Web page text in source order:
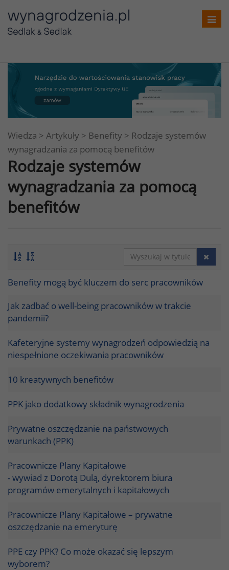
Wiedza > Artykuły > Benefity > Rodzaje systemów
wynagradzania za pomocą benefitów
Rodzaje systemów
wynagradzania za pomocą
benefitów
Benefity mogą być kluczem do serc pracowników
Jak zadbać o well-being pracowników w trakcie
pandemii?
Kafeteryjne systemy wynagrodzeń odpowiedzią na
niespełnione oczekiwania pracowników
10 kreatywnych benefitów
PPK jako dodatkowy składnik wynagrodzenia
Prywatne oszczędzanie na państwowych
warunkach (PPK)
Pracownicze Plany Kapitałowe
- wywiad z Dorotą Dulą, dyrektorem biura
programów emerytalnych i kapitałowych
Pracownicze Plany Kapitałowe – prywatne
oszczędzanie na emeryturę
PPE czy PPK? Co może okazać się lepszym
wyborem?